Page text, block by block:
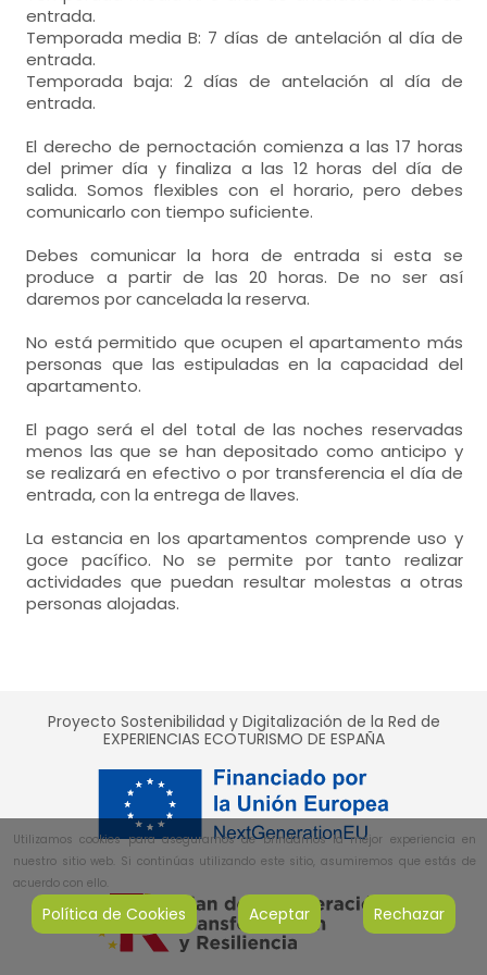
habitación de matrimonio
- cama individual = 2 (95x180 cm.)
calefacción por radiadores,
armario,
baños = 3
- incluye: wc, lavabo, ducha, toallas,
- cuarto de baño
- incluye: wc, lavabo, bidet, bañera, toallas,
cuarto de baño
- incluye: wc, lavabo, bidet, bañera, toallas,
De uso exclusivo:
- Tumbonas, Porche
baños = 1
- cuarto de baño
- incluye: wc, lavabo, bidet, bañera, toallas,
- Tumbonas, Porche
habitación individual
- cama individual = 2 (95x180 cm.)
habitación de matrimonio
- cama de matrimonio (135x180 cm.)
calefacción por radiadores,
armario,
- cama de matrimonio (1135x180 cm.)
calefacción por radiadores,
De uso exclusivo:
- Tumbonas, Porche
combi,
- tostadora,
- mesa, cuarto de lavadora, plancha,
habitación de matrimonio
- cama individual = 2 (95x180 cm.)
calefacción por radiadores,
armario,
baños = 1
- cuarto de baño
- incluye: wc, lavabo, bidet, bañera, toallas,
entrada.
Temporada media B: 7 días de antelación al día de
entrada.
Temporada baja: 2 días de antelación al día de
entrada.
El derecho de pernoctación comienza a las 17 horas
del primer día y finaliza a las 12 horas del día de
salida. Somos flexibles con el horario, pero debes
comunicarlo con tiempo suficiente.
Debes comunicar la hora de entrada si esta se
produce a partir de las 20 horas. De no ser así
daremos por cancelada la reserva.
No está permitido que ocupen el apartamento más
personas que las estipuladas en la capacidad del
apartamento.
El pago será el del total de las noches reservadas
menos las que se han depositado como anticipo y
se realizará en efectivo o por transferencia el día de
entrada, con la entrega de llaves.
La estancia en los apartamentos comprende uso y
goce pacífico. No se permite por tanto realizar
actividades que puedan resultar molestas a otras
personas alojadas.
Proyecto Sostenibilidad y Digitalización de la Red de
EXPERIENCIAS ECOTURISMO DE ESPAÑA
Utilizamos cookies para asegurarnos de brindarnos la mejor experiencia en
nuestro sitio web. Si continúas utilizando este sitio, asumiremos que estás de
acuerdo con ello.
Política de Cookies Aceptar Rechazar